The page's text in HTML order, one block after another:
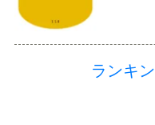
ランキ